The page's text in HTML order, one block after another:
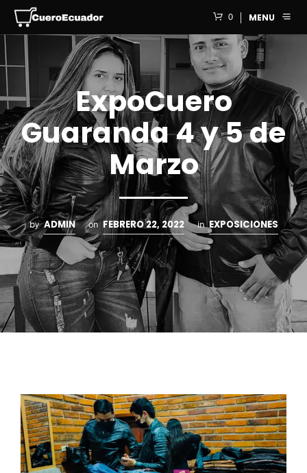
0 MENU
ExpoCuero
Guaranda 4 y 5 de
Marzo
by ADMIN on FEBRERO 22, 2022 in EXPOSICIONES